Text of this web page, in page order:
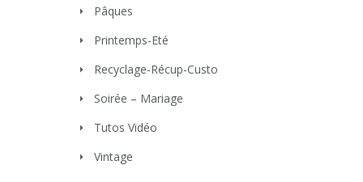
Pâques
Printemps-Eté
Recyclage-Récup-Custo
Soirée – Mariage
Tutos Vidéo
Vintage